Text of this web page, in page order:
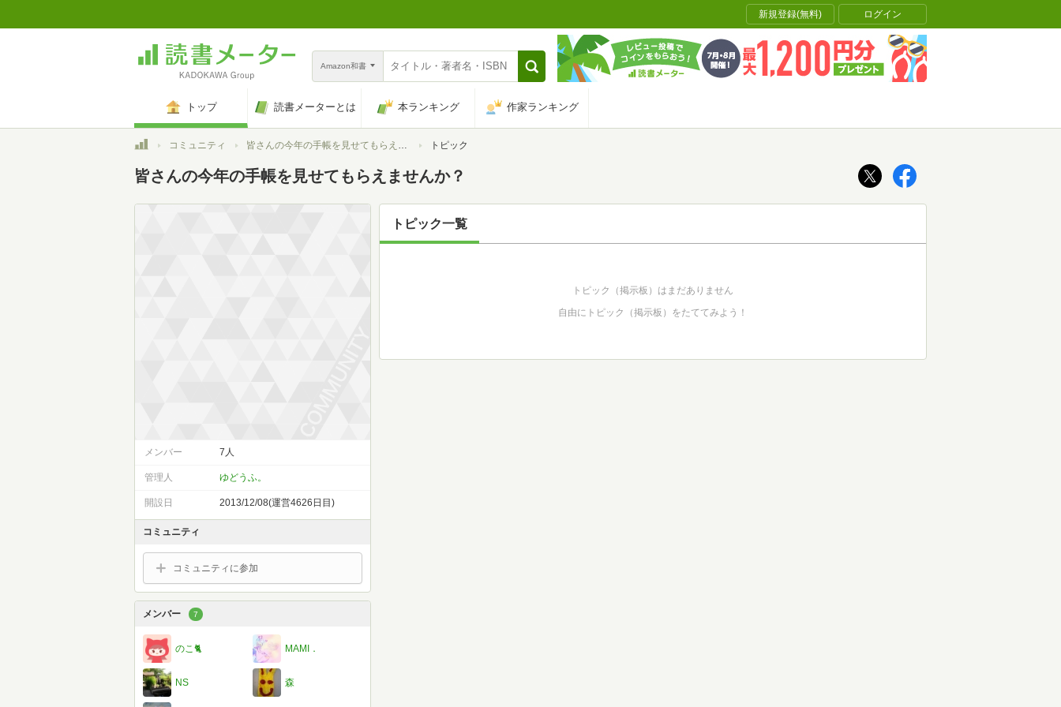
新規登録(無料) ログイン
Amazon和書
トップ 読書メーターとは 本ランキング 作家ランキング
トップコミュニティ 皆さんの今年の手帳を見せてもらえませんか？ トピック
皆さんの今年の手帳を見せてもらえませんか？
トピック一覧
トピック（掲示板）はまだありません
自由にトピック（掲示板）をたててみよう！
メンバー 7人
管理人 ゆどうふ。
開設日 2013/12/08(運営4626日目)
コミュニティ
コミュニティに参加
メンバー 7
のこ🐈 MAMI．
NS 森